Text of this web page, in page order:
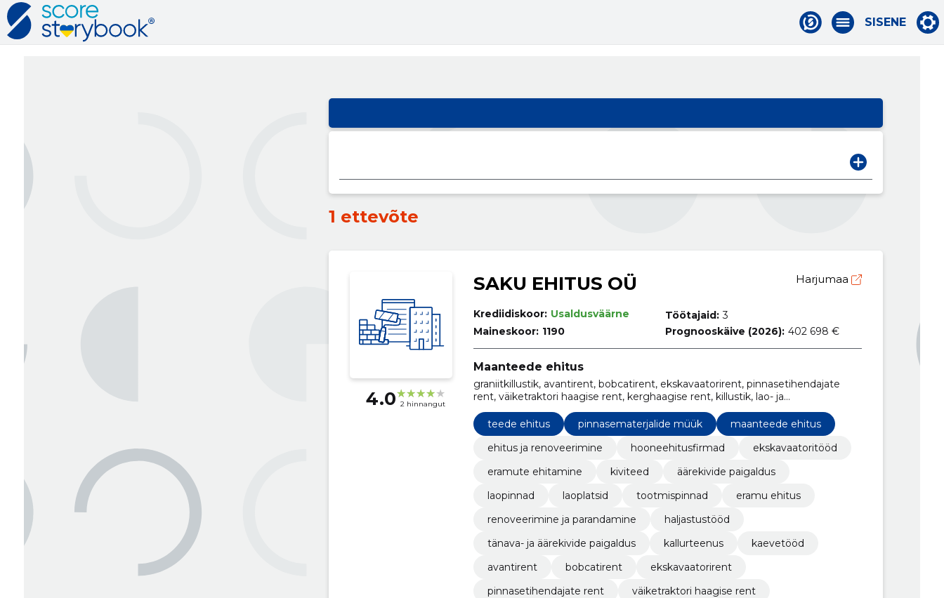
SISENE
1 ettevõte
4.0 2 hinnangut
SAKU EHITUS OÜ Harjumaa
Krediidiskoor: Usaldusväärne
Maineskoor: 1190
Töötajaid: 3
Prognooskäive (2026): 402 698 €
Maanteede ehitus
graniitkillustik, avantirent, bobcatirent, ekskavaatorirent, pinnasetihendajate
rent, väiketraktori haagise rent, kerghaagise rent, killustik, lao- ja
tootmispindade rent, Üldehitus
teede ehitus
pinnasematerjalide müük
maanteede ehitus
ehitus ja renoveerimine
hooneehitusfirmad
ekskavaatoritööd
eramute ehitamine
kiviteed
äärekivide paigaldus
laopinnad
laoplatsid tootmispinnad
eramu ehitus
renoveerimine ja parandamine
haljastustööd
tänava- ja äärekivide paigaldus
kallurteenus
kaevetööd
avantirent
bobcatirent
ekskavaatorirent
pinnasetihendajate rent
väiketraktori haagise rent